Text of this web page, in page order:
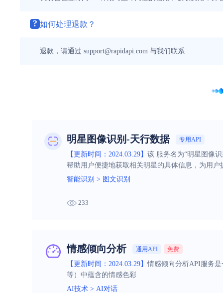
? 如何处理退款？
退款，请通过 support@rapidapi.com 与我们联系
明星图像识别-天行数据 专用API
【更新时间：2024.03.29】 该 服务名为“明星图像
帮助用户便捷地获取相关明星的具体信息，为用
智能识别 > 图文识别
233
情感倾向分析 通用API 免费
【更新时间：2024.03.29】情感倾向分析API服务
等）中蕴含的情感色彩
AI技术 > AI对话